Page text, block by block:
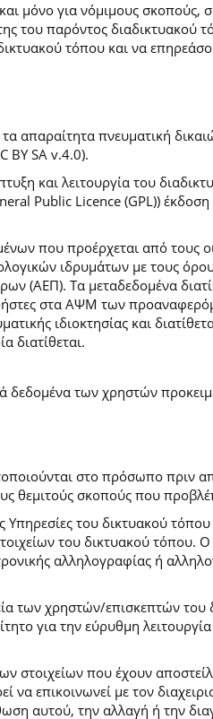
μόνο για νόμιμους
του παρόντος διαδικτυακού
τόπου και να
πνευματική
BY SA v.4.0).
και λειτουργία του
Public Licence (GPL))
που προέρχεται από
ιδρυμάτων με τους
Τα μεταδεδομένα
στα ΑΨΜ των
ιδιοκτησίας και
διατίθεται.
των χρηστών
στο πρόσωπο πριν
θεμιτούς σκοπούς που
του δικτυακού
του δικτυακού τόπου.
αλληλογραφίας ή
των χρηστών/επισκεπτών του
για την εύρυθμη
που έχουν
επικοινωνεί με τον
αυτού, την αλλαγή ή την